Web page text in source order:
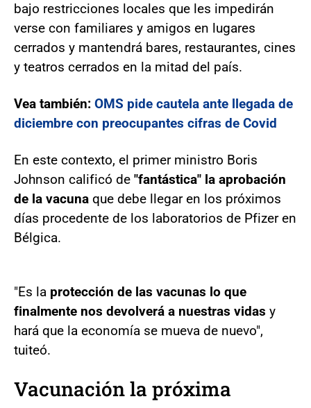
bajo restricciones locales que les impedirán
verse con familiares y amigos en lugares
cerrados y mantendrá bares, restaurantes, cines
y teatros cerrados en la mitad del país.
Vea también: OMS pide cautela ante llegada de
diciembre con preocupantes cifras de Covid
En este contexto, el primer ministro Boris
Johnson calificó de "fantástica" la aprobación
de la vacuna que debe llegar en los próximos
días procedente de los laboratorios de Pfizer en
Bélgica.
"Es la protección de las vacunas lo que
finalmente nos devolverá a nuestras vidas y
hará que la economía se mueva de nuevo",
tuiteó.
Vacunación la próxima